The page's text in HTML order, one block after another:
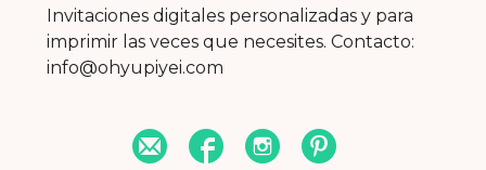
Invitaciones digitales personalizadas y para
imprimir las veces que necesites. Contacto:
info@ohyupiyei.com